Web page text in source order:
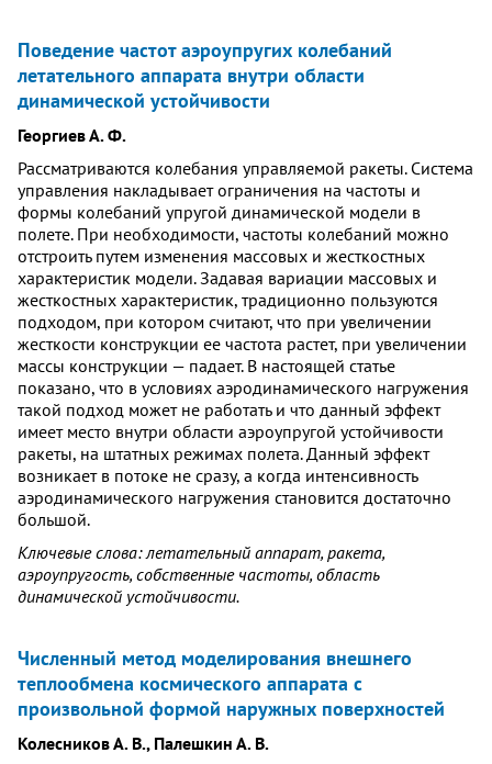
Поведение частот аэроупругих колебаний
летательного аппарата внутри области
динамической устойчивости
Георгиев А. Ф.
Рассматриваются колебания управляемой ракеты. Система
управления накладывает ограничения на частоты и
формы колебаний упругой динамической модели в
полете. При необходимости, частоты колебаний можно
отстроить путем изменения массовых и жесткостных
характеристик модели. Задавая вариации массовых и
жесткостных характеристик, традиционно пользуются
подходом, при котором считают, что при увеличении
жесткости конструкции ее частота растет, при увеличении
массы конструкции — падает. В настоящей статье
показано, что в условиях аэродинамического нагружения
такой подход может не работать и что данный эффект
имеет место внутри области аэроупругой устойчивости
ракеты, на штатных режимах полета. Данный эффект
возникает в потоке не сразу, а когда интенсивность
аэродинамического нагружения становится достаточно
большой.
Ключевые слова: летательный аппарат, ракета,
аэроупругость, собственные частоты, область
динамической устойчивости.
Численный метод моделирования внешнего
теплообмена космического аппарата с
произвольной формой наружных поверхностей
Колесников А. В., Палешкин А. В.